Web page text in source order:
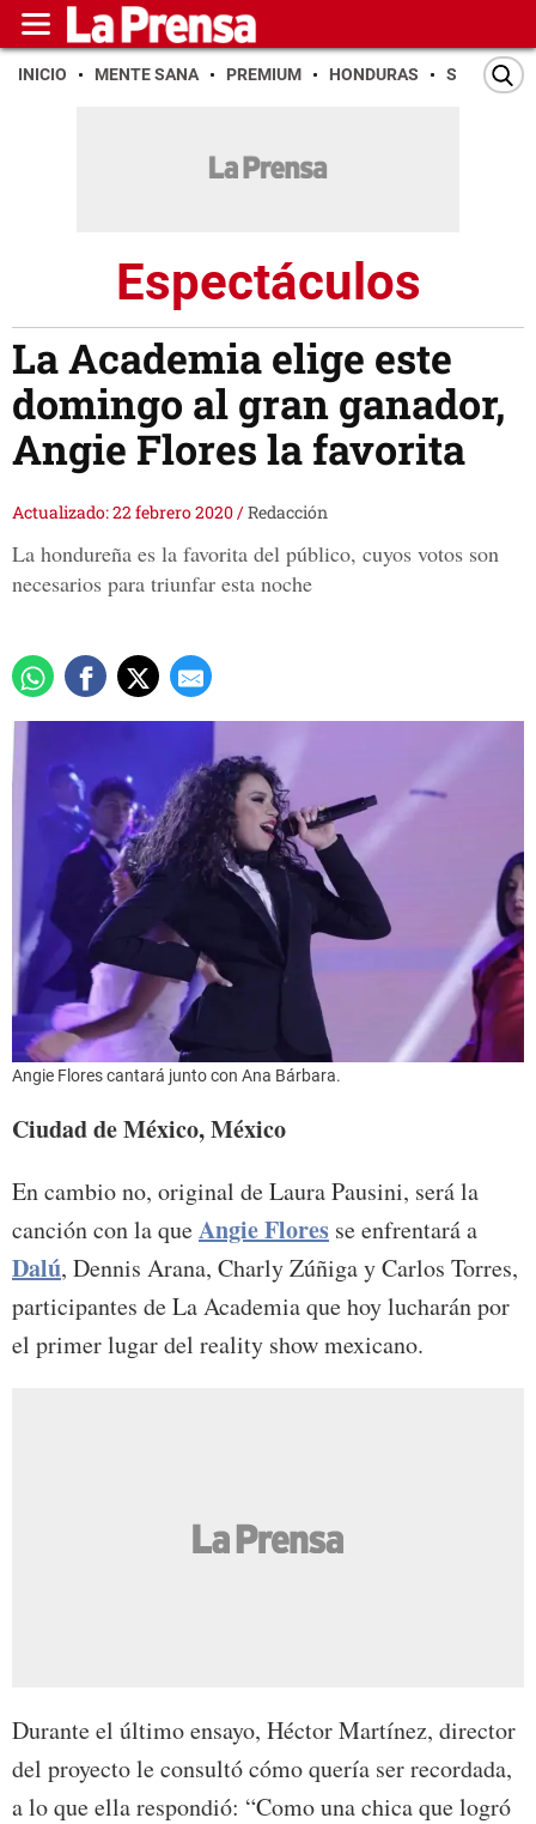
INICIO MENTE SANA PREMIUM HONDURAS SAN PEDRO
Espectáculos
La Academia elige este
domingo al gran ganador,
Angie Flores la favorita
Actualizado: 22 febrero 2020/Redacción
La hondureña es la favorita del público, cuyos votos son
necesarios para triunfar esta noche
Angie Flores cantará junto con Ana Bárbara.
Ciudad de México, México
En cambio no, original de Laura Pausini, será la
canción con la queAngie Flores se enfrentará a
Dalú, Dennis Arana, Charly Zúñiga y Carlos Torres,
participantes de La Academia que hoy lucharán por
el primer lugar del reality show mexicano.
Durante el último ensayo, Héctor Martínez, director
del proyecto le consultó cómo quería ser recordada,
a lo que ella respondió: “Como una chica que logró